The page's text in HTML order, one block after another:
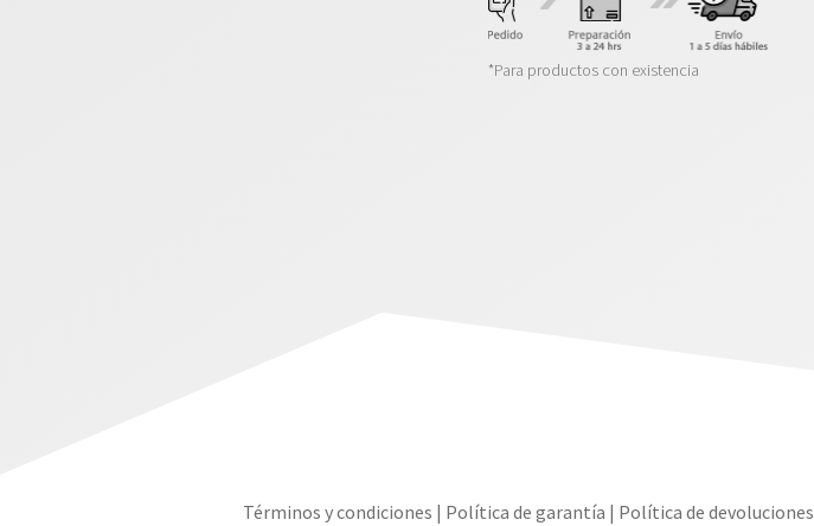
*Para productos con existencia
Términos y condiciones | Política de garantía | Política de devoluciones